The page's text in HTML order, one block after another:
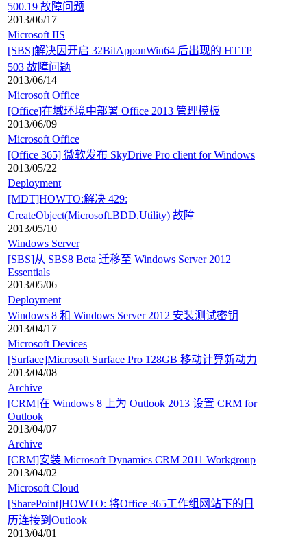
500.19 故障问题
2013/06/17
Microsoft IIS
[SBS]解决因开启 32BitApponWin64 后出现的 HTTP
503 故障问题
2013/06/14
Microsoft Office
[Office]在域环境中部署 Office 2013 管理模板
2013/06/09
Microsoft Office
[Office 365] 微软发布 SkyDrive Pro client for Windows
2013/05/22
Deployment
[MDT]HOWTO:解决 429:
CreateObject(Microsoft.BDD.Utility) 故障
2013/05/10
Windows Server
[SBS]从 SBS8 Beta 迁移至 Windows Server 2012
Essentials
2013/05/06
Deployment
Windows 8 和 Windows Server 2012 安装测试密钥
2013/04/17
Microsoft Devices
[Surface]Microsoft Surface Pro 128GB 移动计算新动力
2013/04/08
Archive
[CRM]在 Windows 8 上为 Outlook 2013 设置 CRM for
Outlook
2013/04/07
Archive
[CRM]安装 Microsoft Dynamics CRM 2011 Workgroup
2013/04/02
Microsoft Cloud
[SharePoint]HOWTO: 将Office 365工作组网站下的日
历连接到Outlook
2013/04/01